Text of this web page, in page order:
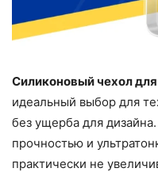
Силиконовый чехол
идеальный выбор для
без ущерба для
прочностью и
практически не